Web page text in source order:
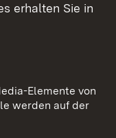
erhalten Sie in
Elemente von
werden auf der